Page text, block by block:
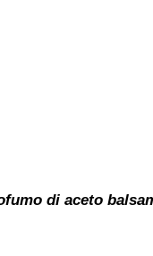
di aceto